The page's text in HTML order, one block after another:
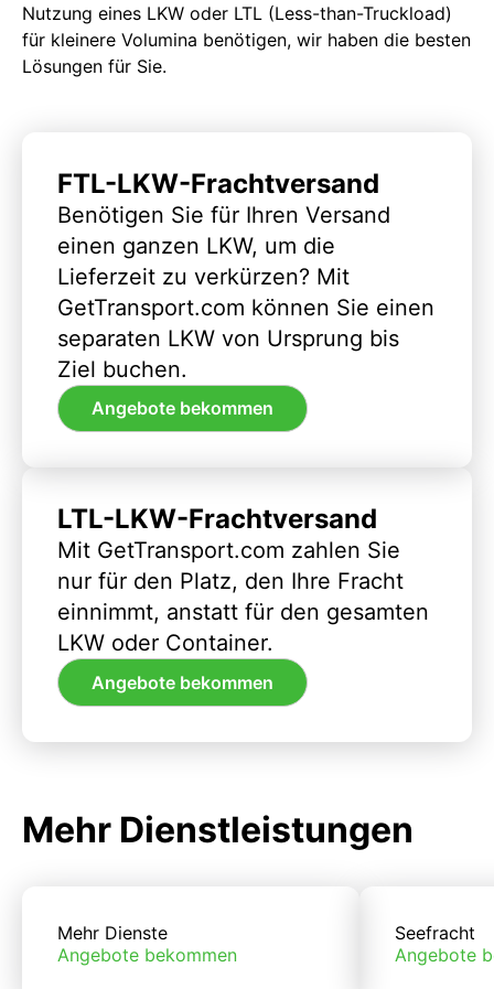
Nutzung eines LKW oder LTL (Less-than-Truckload)
für kleinere Volumina benötigen, wir haben die besten
Lösungen für Sie.
FTL-LKW-Frachtversand
Benötigen Sie für Ihren Versand
einen ganzen LKW, um die
Lieferzeit zu verkürzen? Mit
GetTransport.com können Sie einen
separaten LKW von Ursprung bis
Ziel buchen.
Angebote bekommen
LTL-LKW-Frachtversand
Mit GetTransport.com zahlen Sie
nur für den Platz, den Ihre Fracht
einnimmt, anstatt für den gesamten
LKW oder Container.
Angebote bekommen
Mehr Dienstleistungen
Mehr Dienste
Angebote bekommen
Seefracht
Angebote